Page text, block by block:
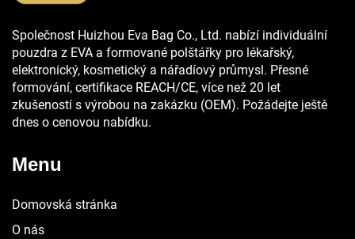
Společnost Huizhou Eva Bag Co., Ltd. nabízí individuální
pouzdra z EVA a formované polštářky pro lékařský,
elektronický, kosmetický a nářadíový průmysl. Přesné
formování, certifikace REACH/CE, více než 20 let
zkušeností s výrobou na zakázku (OEM). Požádejte ještě
dnes o cenovou nabídku.
Menu
Domovská stránka
O nás